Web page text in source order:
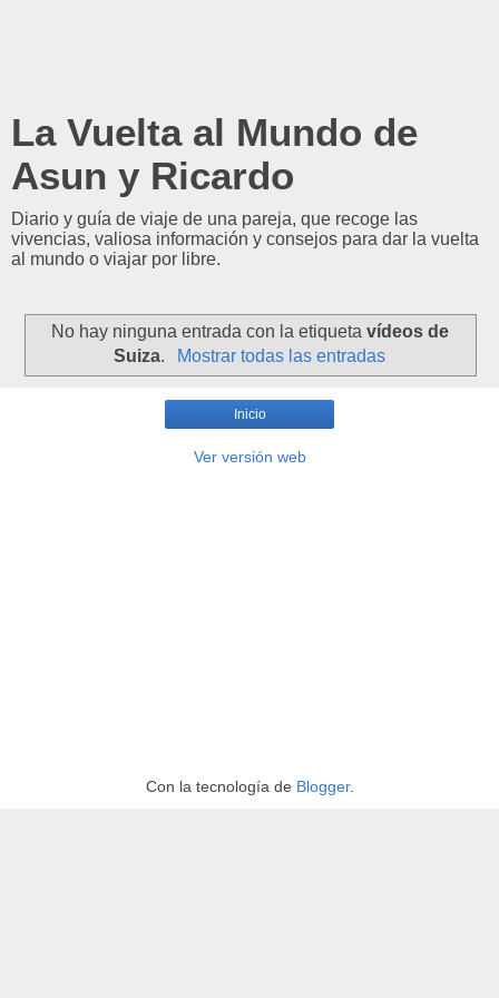
La Vuelta al Mundo de
Asun y Ricardo
Diario y guía de viaje de una pareja, que recoge las
vivencias, valiosa información y consejos para dar la vuelta
al mundo o viajar por libre.
No hay ninguna entrada con la etiqueta vídeos de
Suiza. Mostrar todas las entradas
Inicio
Ver versión web
Con la tecnología de Blogger.